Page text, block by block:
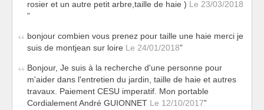
rosier et un autre petit arbre,taille de haie ) Le 23/03/2018
bonjour combien vous prenez pour taille une haie merci je
suis de montjean sur loire Le 24/01/2018
Bonjour, Je suis à la recherche d'une personne pour
m'aider dans l'entretien du jardin, taille de haie et autres
travaux. Paiement CESU imperatif. Mon portable
Cordialement André GUIONNET Le 12/10/2017